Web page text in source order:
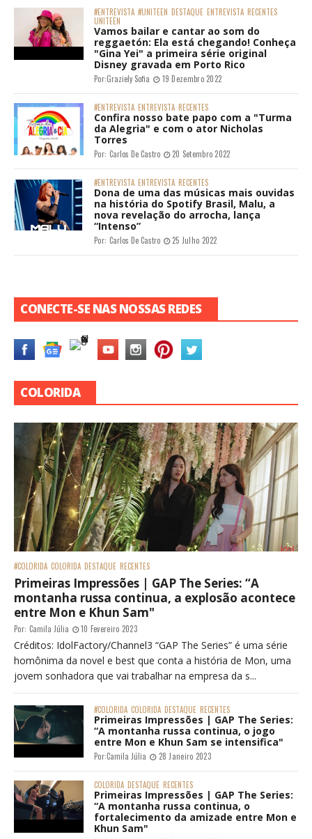
#ENTREVISTA #UNITEEN DESTAQUE ENTREVISTA RECENTES
UNITEEN
Vamos bailar e cantar ao som do
reggaetón: Ela está chegando! Conheça
"Gina Yei" a primeira série original
Disney gravada em Porto Rico
Por:Graziely Sofia 19 Dezembro 2022
#ENTREVISTA ENTREVISTA RECENTES
Confira nosso bate papo com a "Turma
da Alegria" e com o ator Nicholas
Torres
Por: Carlos De Castro 20 Setembro 2022
#ENTREVISTA ENTREVISTA RECENTES
Dona de uma das músicas mais ouvidas
na história do Spotify Brasil, Malu, a
nova revelação do arrocha, lança
“Intenso”
Por: Carlos De Castro 25 Julho 2022
CONECTE-SE NAS NOSSAS REDES
COLORIDA
#COLORIDA COLORIDA DESTAQUE RECENTES
Primeiras Impressões | GAP The Series: “A
montanha russa continua, a explosão acontece
entre Mon e Khun Sam"
Por: Camila Júlia 10 Fevereiro 2023
Créditos: IdolFactory/Channel3 “GAP The Series” é uma série
homônima da novel e best que conta a história de Mon, uma
jovem sonhadora que vai trabalhar na empresa da s...
#COLORIDA COLORIDA DESTAQUE RECENTES
Primeiras Impressões | GAP The Series:
“A montanha russa continua, o jogo
entre Mon e Khun Sam se intensifica"
Por:Camila Júlia 28 Janeiro 2023
COLORIDA DESTAQUE RECENTES
Primeiras Impressões | GAP The Series:
“A montanha russa continua, o
fortalecimento da amizade entre Mon e
Khun Sam"